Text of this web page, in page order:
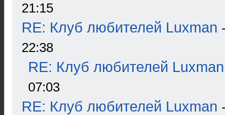
21:15
RE: Клуб любителей Luxman
22:38
RE: Клуб любителей Luxman
07:03
RE: Клуб любителей Luxman